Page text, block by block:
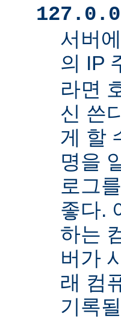
서버
의 IP
라면
신 쓴
게 할
명을
로그
좋다.
하는
버가
래 컴
기록